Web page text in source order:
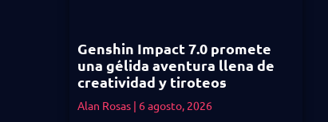
Genshin Impact 7.0 promete
una gélida aventura llena de
creatividad y tiroteos
Alan Rosas 6 agosto, 2026